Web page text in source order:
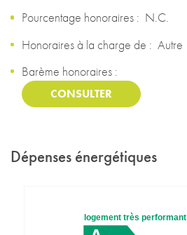
Pourcentage honoraires : N.C.
Honoraires à la charge de : Autre
Barème honoraires :
CONSULTER
Dépenses énergétiques
logement très performant